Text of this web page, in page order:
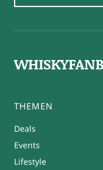
THEMEN
Deals
Events
Lifestyle